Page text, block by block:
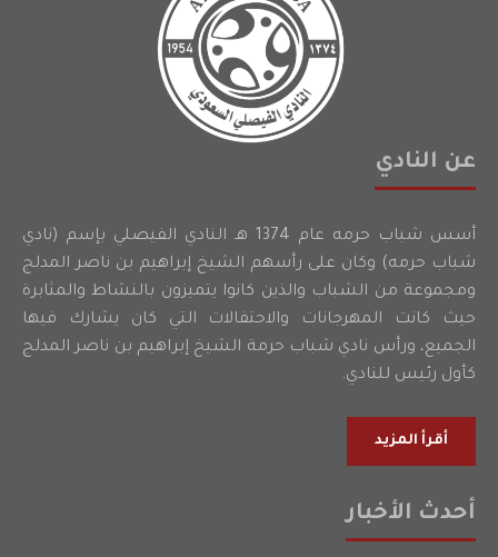
عن النادي
أسس شباب حرمه عام 1374 هـ النادي الفيصلي بإسم (نادي
شباب حرمه) وكان على رأسهم الشيخ إبراهيم بن ناصر المدلج
ومجموعة من الشباب والذين كانوا يتميزون بالنشاط والمثابرة
حيث كانت المهرجانات والاحتفالات التي كان يشارك فيها
الجميع، ورأس نادي شباب حرمة الشيخ إبراهيم بن ناصر المدلج
كأول رئيس للنادي.
أقرأ المزيد
أحدث الأخبار